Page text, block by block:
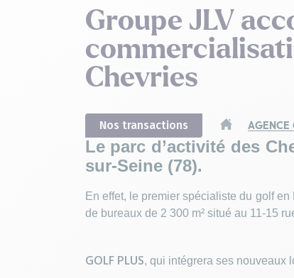
Groupe JLV
Chevries
Nos transactions AGENCE
Le parc d’activité des
sur-Seine (78).
En effet, le premier spécialiste du golf
de bureaux de 2 300 m² situé au 11-15
GOLF PLUS, qui intégrera ses nouveaux